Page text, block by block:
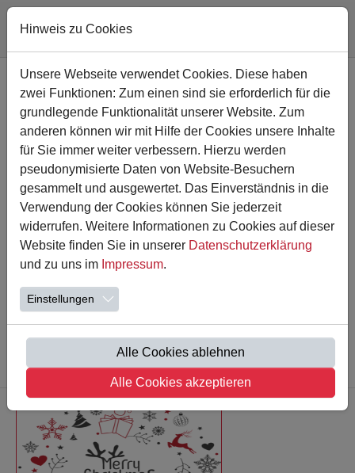
17.02.2023
Das Team der Astrid-Lindgren-Schule wünscht allen eine
schöne Karnevalszeit.
Hinweis zu Cookies
Unsere Webseite verwendet Cookies. Diese haben
zwei Funktionen: Zum einen sind sie erforderlich für die
grundlegende Funktionalität unserer Website. Zum
anderen können wir mit Hilfe der Cookies unsere Inhalte
für Sie immer weiter verbessern. Hierzu werden
pseudonymisierte Daten von Website-Besuchern
gesammelt und ausgewertet. Das Einverständnis in die
Verwendung der Cookies können Sie jederzeit
widerrufen. Weitere Informationen zu Cookies auf dieser
Website finden Sie in unserer Datenschutzerklärung
und zu uns im Impressum.
Einstellungen
Alle Cookies ablehnen
Alle Cookies akzeptieren